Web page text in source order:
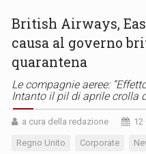
British Airways,
causa al governo
quarantena
Le compagnie aeree:
Intanto il pil di aprile crolla
a cura della redazione 12
Regno Unito Corporate